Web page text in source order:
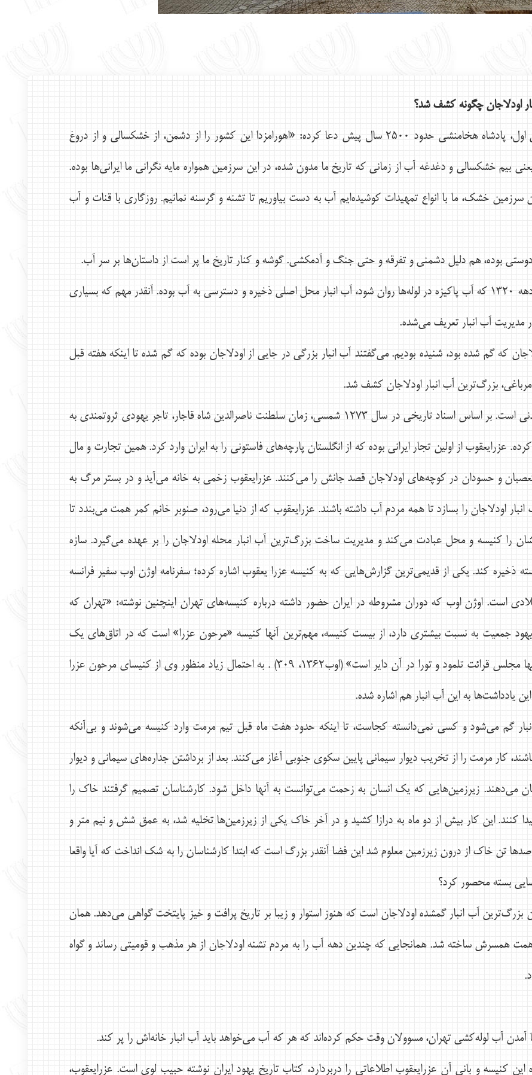
اودلاجان چگونه كشف شد؟
مي‌گويند داريوش اول، پادشاه هخامنشي حدود ۲۵۰۰ سال پيش دعا كرده: «اهورامزدا اين كشور را از دشمن، از خشكسالي و از دروغ
بيم خشكسالي و دغدغه آب از زماني كه تاريخ ما مدون شده، در اين سرزمين همواره مايه نگراني ما ايراني‌ها بوده.
سرزمين خشك، ما با انواع تمهيدات كوشيده‌ايم آب به دست بياوريم تا تشنه و گرسنه نمانيم. روزگاري با قنات و آب
بوده، هم دليل دشمني و تفرقه و حتي جنگ و آدمكشي. گوشه و كنار تاريخ ما پر است از داستان‌ها بر سر آب.
در تهران مانند ساير شهرهاي ايران تا دهه ۱۳۲۰ كه آب پاكيزه در لوله‌ها روان شود، آب انبار محل اصلي ذخيره و دسترسي به آب بوده. آنقدر مهم كه بسياري
مديريت آب انبار تعريف مي‌شده.
كه گم شده بود، شنيده بوديم. مي‌گفتند آب انبار بزرگي در جايي از اودلاجان بوده كه گم شده تا اينكه هفته قبل
بزرگ‌ترين آب انبار اودلاجان كشف شد.
داستان جذاب اين آب انبار سخت شنيدني است. بر اساس اسناد تاريخي در سال ۱۲۷۳ شمسي، زمان سلطنت ناصرالدين شاه قاجار، تاجر يهودي ثروتمندي به
عزرايعقوب از اولين تجار ايراني بوده كه از انگلستان پارچه‌هاي فاستوني را به ايران وارد كرد. همين تجارت و مال
و حسودان در كوچه‌هاي اودلاجان قصد جانش را مي‌كنند. عزرايعقوب زخمي به خانه مي‌آيد و در بستر مرگ به
اودلاجان را بسازد تا همه مردم آب داشته باشند. عزرايعقوب كه از دنيا مي‌رود، صنوبر خانم كمر همت مي‌بندد تا
را كنيسه و محل عبادت مي‌كند و مديريت ساخت بزرگ‌ترين آب انبار محله اودلاجان را بر عهده مي‌گيرد. سازه
ذخيره كند. يكي از قديمي‌ترين گزارش‌هايي كه به كنيسه عزرا يعقوب اشاره كرده؛ سفرنامه اوژن اوب سفير فرانسه
در سال‌هاي1907-1906 ميلادي است. اوژن اوب كه دوران مشروطه در ايران حضور داشته درباره كنيسه‌هاي تهران اينچنين نوشته: «تهران كه
جمعيت به نسبت بيشتري دارد، از بيست كنيسه، مهم‌ترين آنها كنيسه «مرحون عزرا» است كه در اتاق‌هاي يك
خانه به سبك ايراني استقرار يافته و تنها مجلس قرائت تلمود و تورا در آن داير است» (اوب1362، 309) . به احتمال زياد منظور وي از كنيساي مرحون عزرا
يادداشت‌ها به اين آب انبار هم اشاره شده.
شمسي اين آب انبار گم مي‌شود و كسي نمي‌دانسته كجاست، تا اينكه حدود هفت ماه قبل تيم مرمت وارد كنيسه مي‌شوند و بي‌آنكه
كار مرمت را از تخريب ديوار سيماني پايين سكوي جنوبي آغاز مي‌كنند. بعد از برداشتن جداره‌هاي سيماني و ديوار
مي‌دهند. زيرزمين‌هايي كه يك انسان به زحمت مي‌توانست به آنها داخل شود. كارشناسان تصميم گرفتند خاك را
كنند. اين كار بيش از دو ماه به درازا كشيد و در آخر خاك يكي از زيرزمين‌ها تخليه شد، به عمق شش و نيم متر و
تن خاك از درون زيرزمين معلوم شد اين فضا آنقدر بزرگ است كه ابتدا كارشناسان را به شك انداخت كه آيا واقعا
بسته محصور كرد؟
آب ‌انبار گمشده اودلاجان است كه هنوز استوار و زيبا بر تاريخ پرافت و خيز پايتخت گواهي مي‌دهد. همان
همسرش ساخته شد. همانجايي كه چندين دهه آب را به مردم تشنه اودلاجان از هر مذهب و قوميتي رساند و گواه
اين كنيسه و باني آن عزرايعقوب اطلاعاتي را دربردارد، كتاب تاريخ يهود ايران نوشته حبيب لوي است. عزرايعقوب،